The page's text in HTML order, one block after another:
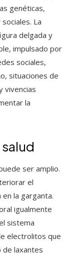
genéticas,
La
delgada y
impulsado por
sociales,
situaciones de
vivencias
la
ser amplio.
el
la garganta.
igualmente
sistema
electrolitos que
laxantes